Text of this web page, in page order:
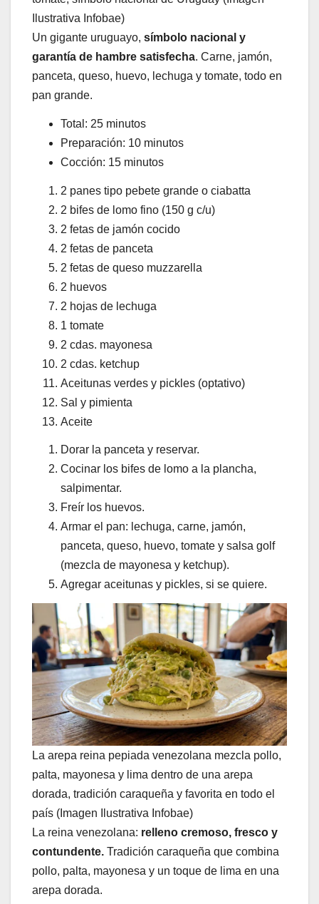
Ilustrativa Infobae)
Un gigante uruguayo, símbolo nacional y
garantía de hambre satisfecha. Carne, jamón,
panceta, queso, huevo, lechuga y tomate, todo en
pan grande.
Total: 25 minutos
Preparación: 10 minutos
Cocción: 15 minutos
2 panes tipo pebete grande o ciabatta
2 bifes de lomo fino (150 g c/u)
2 fetas de jamón cocido
2 fetas de panceta
2 fetas de queso muzzarella
2 huevos
2 hojas de lechuga
1 tomate
2 cdas. mayonesa
2 cdas. ketchup
Aceitunas verdes y pickles (optativo)
Sal y pimienta
Aceite
Dorar la panceta y reservar.
Cocinar los bifes de lomo a la plancha,
salpimentar.
Freír los huevos.
Armar el pan: lechuga, carne, jamón,
panceta, queso, huevo, tomate y salsa golf
(mezcla de mayonesa y ketchup).
Agregar aceitunas y pickles, si se quiere.
La arepa reina pepiada venezolana mezcla pollo,
palta, mayonesa y lima dentro de una arepa
dorada, tradición caraqueña y favorita en todo el
país (Imagen Ilustrativa Infobae)
La reina venezolana: relleno cremoso, fresco y
contundente. Tradición caraqueña que combina
pollo, palta, mayonesa y un toque de lima en una
arepa dorada.